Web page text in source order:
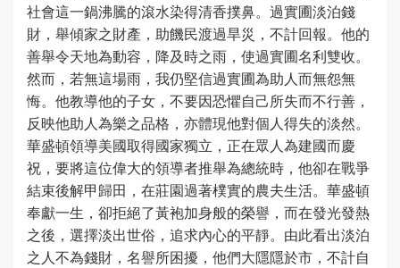
社會這一鍋沸騰的滾水染得清香撲鼻。過實圃淡泊錢
財，舉傾家之財產，助饑民渡過旱災，不計回報。他的
善舉令天地為動容，降及時之雨，使過實圃名利雙收。
然而，若無這場雨，我仍堅信過實圃為助人而無怨無
悔。他教導他的子女，不要因恐懼自己所失而不行善，
反映他助人為樂之品格，亦體現他對個人得失的淡然。
華盛頓領導美國取得國家獨立，正在眾人為建國而慶
祝，要將這位偉大的領導者推舉為總統時，他卻在戰爭
結束後解甲歸田，在莊園過著樸實的農夫生活。華盛頓
奉獻一生，卻拒絕了黃袍加身般的榮譽，而在發光發熱
之後，選擇淡出世俗，追求內心的平靜。由此看出淡泊
之人不為錢財，名譽所困擾，他們大隱隱於市，不計自